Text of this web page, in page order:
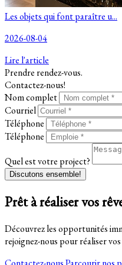
Les objets qui font paraître u...
2026-08-04
Lire l'article
Prendre rendez-vous.
Contactez-nous!
Nom complet
Courriel
Téléphone
Téléphone
Quel est votre project?
Discutons ensemble!
Prêt à réaliser vos
Découvrez les opportunités
rejoignez-nous pour réaliser vos